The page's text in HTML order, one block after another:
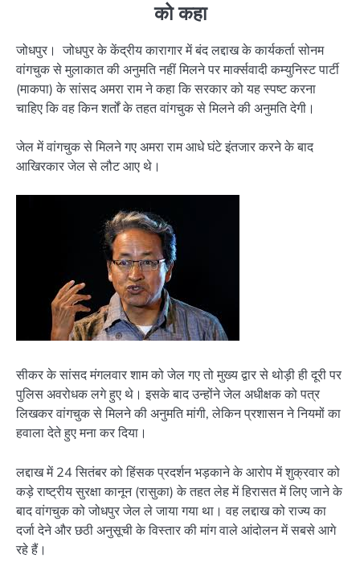
को कहा
जोधपुर। जोधपुर के केंद्रीय कारागार में बंद लद्दाख के कार्यकर्ता सोनम
वांगचुक से मुलाकात की अनुमति नहीं मिलने पर मार्क्सवादी कम्युनिस्ट पार्टी
(माकपा) के सांसद अमरा राम ने कहा कि सरकार को यह स्पष्ट करना
चाहिए कि वह किन शर्तों के तहत वांगचुक से मिलने की अनुमति देगी।
जेल में वांगचुक से मिलने गए अमरा राम आधे घंटे इंतजार करने के बाद
आखिरकार जेल से लौट आए थे।
सीकर के सांसद मंगलवार शाम को जेल गए तो मुख्य द्वार से थोड़ी ही दूरी पर
पुलिस अवरोधक लगे हुए थे। इसके बाद उन्होंने जेल अधीक्षक को पत्र
लिखकर वांगचुक से मिलने की अनुमति मांगी, लेकिन प्रशासन ने नियमों का
हवाला देते हुए मना कर दिया।
लद्दाख में 24 सितंबर को हिंसक प्रदर्शन भड़काने के आरोप में शुक्रवार को
कड़े राष्ट्रीय सुरक्षा कानून (रासुका) के तहत लेह में हिरासत में लिए जाने के
बाद वांगचुक को जोधपुर जेल ले जाया गया था। वह लद्दाख को राज्य का
दर्जा देने और छठी अनुसूची के विस्तार की मांग वाले आंदोलन में सबसे आगे
रहे हैं।